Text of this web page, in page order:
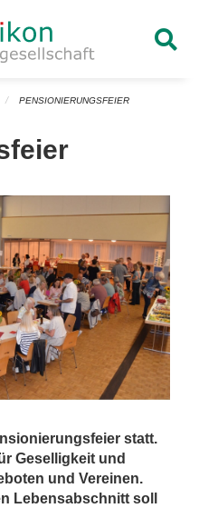
PENSIONIERUNGSFEIER
statt.
Geselligkeit und
und Vereinen.
Lebensabschnitt soll